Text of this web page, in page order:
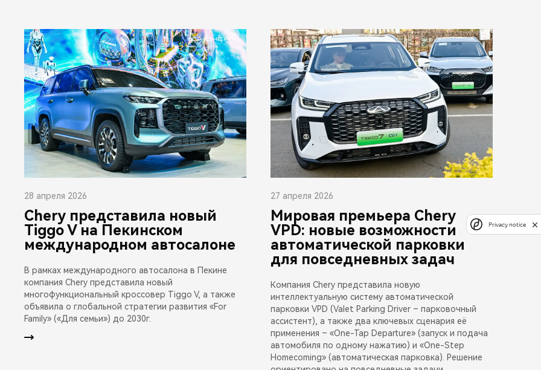
28 апреля 2026
Chery представила новый
Tiggo V на Пекинском
международном автосалоне
В рамках международного автосалона в Пекине
компания Chery представила новый
многофункциональный кроссовер Tiggo V, а также
объявила о глобальной стратегии развития «For
Family» («Для семьи») до 2030г.
27 апреля 2026
Мировая премьера Chery
VPD: новые возможности
автоматической парковки
для повседневных задач
Компания Chery представила новую
интеллектуальную систему автоматической
парковки VPD (Valet Parking Driver – парковочный
ассистент), а также два ключевых сценария её
применения – «One-Tap Departure» (запуск и подача
автомобиля по одному нажатию) и «One-Step
Homecoming» (автоматическая парковка). Решение
Privacy notice